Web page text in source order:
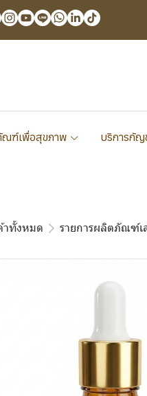
ณฑ์เพื่อสุขภาพ บริการกั
าทั้งหมด รายการผลิตภัณฑ์เ